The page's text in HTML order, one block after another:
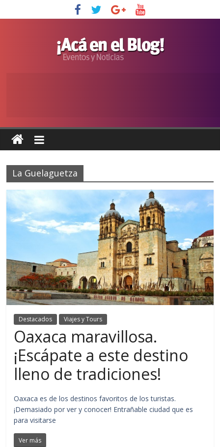
La Guelaguetza
Destacados Viajes y Tours
Oaxaca maravillosa.
¡Escápate a este destino
lleno de tradiciones!
Oaxaca es de los destinos favoritos de los turistas.
¡Demasiado por ver y conocer! Entrañable ciudad que es
para visitarse
Ver más